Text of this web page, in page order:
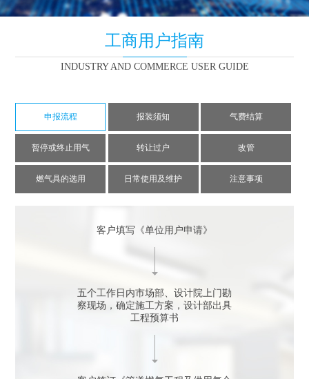
工商用户指南
INDUSTRY AND COMMERCE USER GUIDE
申报流程 报装须知 气费结算
暂停或终止用气 转让过户 改管
燃气具的选用 日常使用及维护 注意事项
客户填写《单位用户申请》
五个工作日内市场部、设计院上门勘
察现场，确定施工方案，设计部出具
工程预算书